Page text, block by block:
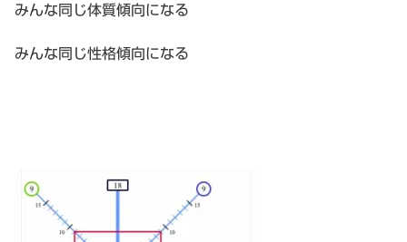
みんな同じ体質傾向になる
みんな同じ性格傾向になる